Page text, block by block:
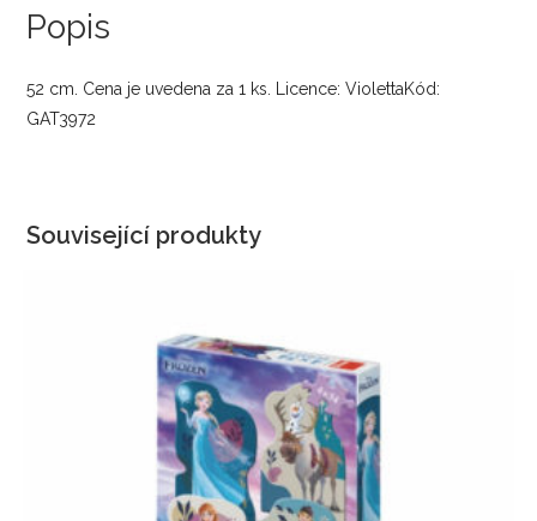
Popis
52 cm. Cena je uvedena za 1 ks. Licence: ViolettaKód:
GAT3972
Související produkty